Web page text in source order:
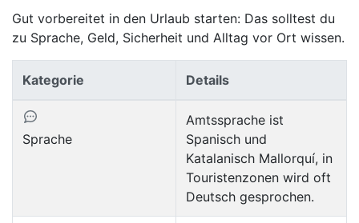
Gut vorbereitet in den Urlaub starten: Das solltest du
zu Sprache, Geld, Sicherheit und Alltag vor Ort wissen.
Kategorie Details
Sprache
Amtssprache ist
Spanisch und
Katalanisch Mallorquí, in
Touristenzonen wird oft
Deutsch gesprochen.